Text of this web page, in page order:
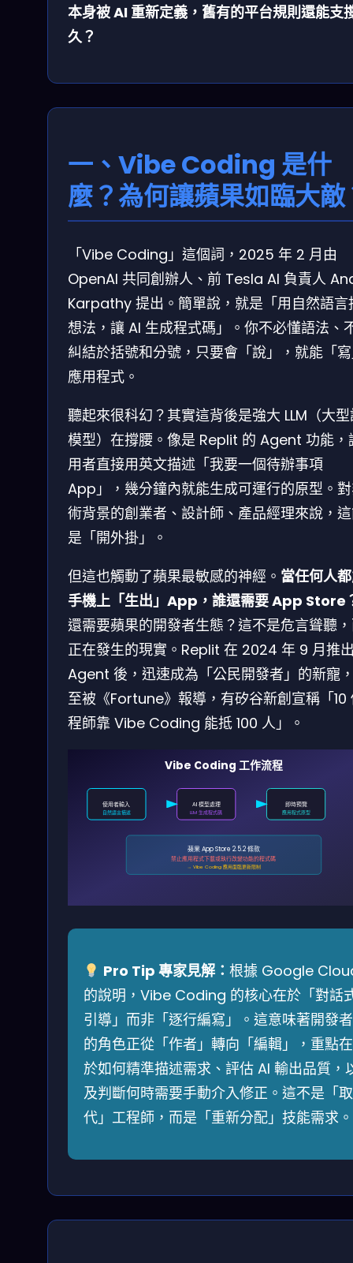
本身被 AI 重新定義，舊有的平台規則還能支
久？
一、Vibe Coding 是什
麼？為何讓蘋果如臨大敵
「Vibe Coding」這個詞，2025 年 2 月由
OpenAI 共同創辦人、前 Tesla AI 負責人
Karpathy 提出。簡單說，就是「用自然語言
想法，讓 AI 生成程式碼」。你不必懂語法、
糾結於括號和分號，只要會「說」，就能「
應用程式。
聽起來很科幻？其實這背後是強大 LLM（大
模型）在撐腰。像是 Replit 的 Agent 功能，
用者直接用英文描述「我要一個待辦事項
App」，幾分鐘內就能生成可運行的原型。
術背景的創業者、設計師、產品經理來說，
是「開外掛」。
但這也觸動了蘋果最敏感的神經。 當任何人
手機上「生出」App，誰還需要 App Store
還需要蘋果的開發者生態？這不是危言聳聽
正在發生的現實。Replit 在 2024 年 9 月推
Agent 後，迅速成為「公民開發者」的新寵
至被《Fortune》報導，有矽谷新創宣稱「10
程師靠 Vibe Coding 能抵 100 人」。
Vibe Coding 工作流程
使用者輸入
自然語言描述
AI 模型處理
LLM 生成程式碼
即時預覽
應用程式原型
蘋果 App Store 2.5.2 條款
禁止應用程式下載或執行改變功能的程式碼
→ Vibe Coding 應用面臨更新限制
Pro Tip 專家見解： 根據 Google
的說明，Vibe Coding 的核心在於「對話
引導」而非「逐行編寫」。這意味著開發者
的角色正從「作者」轉向「編輯」，重點在
於如何精準描述需求、評估 AI 輸出品質，
及判斷何時需要手動介入修正。這不是「取
代」工程師，而是「重新分配」技能需求。